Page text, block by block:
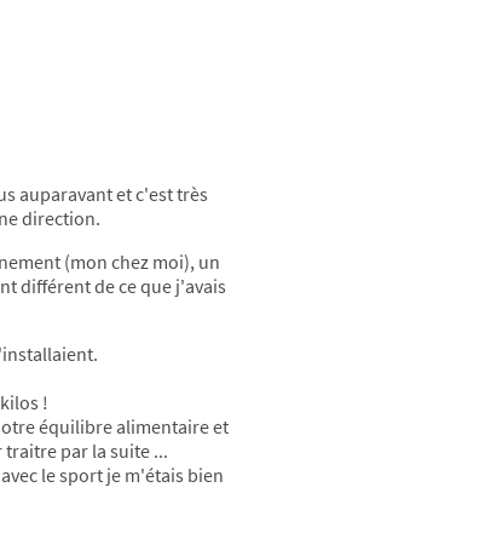
auparavant et c'est très
direction.
(mon chez moi), un
différent de ce que j'avais
!
équilibre alimentaire et
par la suite ...
le sport je m'étais bien